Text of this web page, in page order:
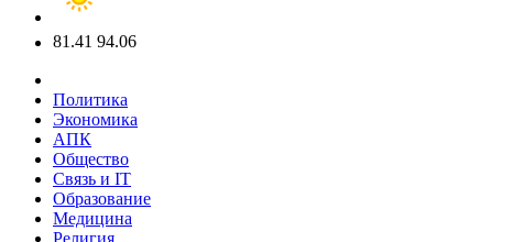
81.41 94.06
Политика
Экономика
АПК
Общество
Связь и IT
Образование
Медицина
Религия